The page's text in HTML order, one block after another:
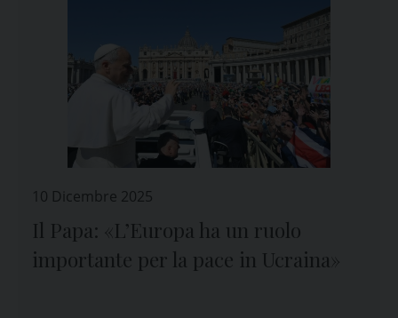
10 Dicembre 2025
Il Papa: «L’Europa ha un ruolo
importante per la pace in Ucraina»